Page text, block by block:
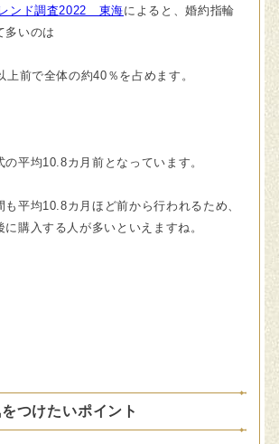
ンド調査2022 東海によると、婚約指輪
多いのは
上前で全体の約40％を占めます。
の平均10.8カ月前となっています。
平均10.8カ月ほど前から行われるため、
購入する人が多いといえますね。
つけたいポイント